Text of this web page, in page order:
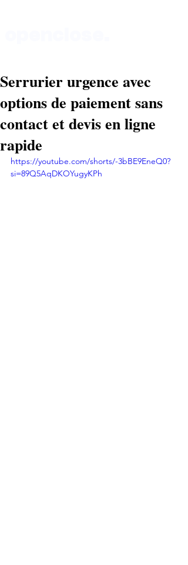
Boutique au 135 rue de Vaugirard 75015 Paris
Serrurier urgence avec
options de paiement sans
contact et devis en ligne
rapide
https://youtube.com/shorts/-3bBE9EneQ0?
si=89Q5AqDKOYugyKPh